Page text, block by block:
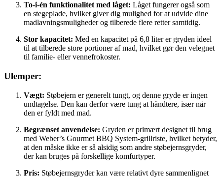
To-i-én funktionalitet med låget: Låget fungerer også som
en stegeplade, hvilket giver dig mulighed for at udvide dine
madlavningsmuligheder og tilberede flere retter samtidig.
Stor kapacitet: Med en kapacitet på 6,8 liter er gryden ideel
til at tilberede store portioner af mad, hvilket gør den velegnet
til familie- eller vennefrokoster.
Ulemper:
Vægt: Støbejern er generelt tungt, og denne gryde er ingen
undtagelse. Den kan derfor være tung at håndtere, især når
den er fyldt med mad.
Begrænset anvendelse: Gryden er primært designet til brug
med Weber’s Gourmet BBQ System-grillriste, hvilket betyder,
at den måske ikke er så alsidig som andre støbejernsgryder,
der kan bruges på forskellige komfurtyper.
Pris: Støbejernsgryder kan være relativt dyre sammenlignet